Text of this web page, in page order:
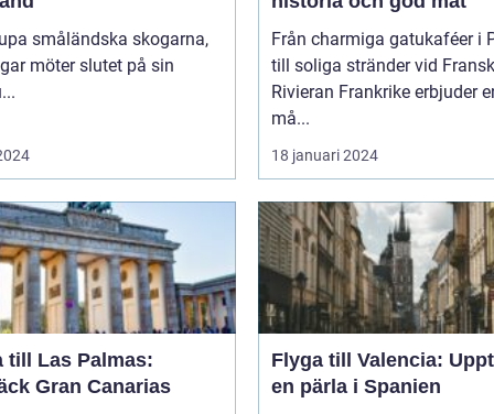
småländska skogarna,
möter slutet på sin
Från charmiga gatukaféer i
till soliga stränder vid
Rivieran Frankrike erbjuder en
må...
18 januari 2024
till Las Palmas:
Gran Canarias
Flyga till Valencia:
en pärla i Spanien